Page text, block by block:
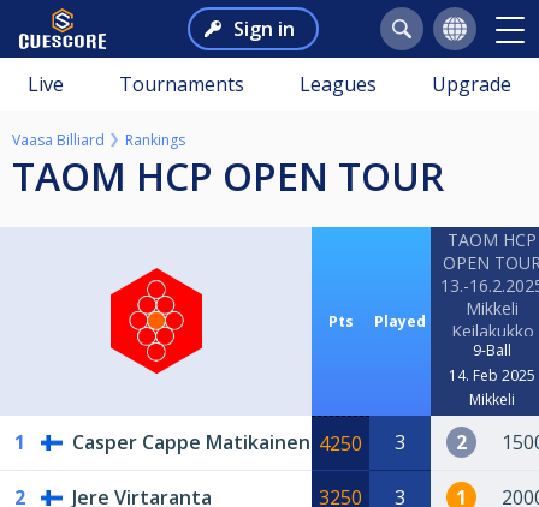
Sign in
Live Tournaments Leagues Upgrade
Vaasa Billiard Rankings
TAOM HCP OPEN TOUR
Pts Played
TAOM HCP
OPEN
13.-
Mikkeli
Keilakukko
9-Ball
14. Feb 2025
Mikkeli
1 Casper Cappe Matikainen 4250 3 2
2 Jere Virtaranta 3250 3 1